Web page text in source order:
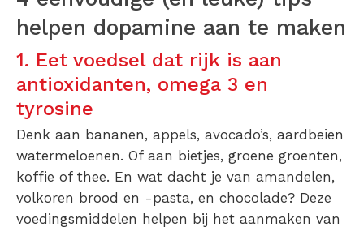
helpen dopamine aan te maken
1. Eet voedsel dat rijk is aan
antioxidanten, omega 3 en
tyrosine
Denk aan bananen, appels, avocado’s, aardbeien
watermeloenen. Of aan bietjes, groene groenten,
koffie of thee. En wat dacht je van amandelen,
volkoren brood en -pasta, en chocolade? Deze
voedingsmiddelen helpen bij het aanmaken van